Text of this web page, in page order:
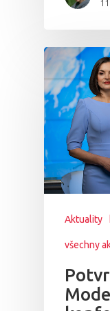
Aktuality
všechny